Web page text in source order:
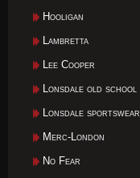
Hooligan
Lambretta
Lee Cooper
Lonsdale old school
Lonsdale sportswear
Merc-London
No Fear